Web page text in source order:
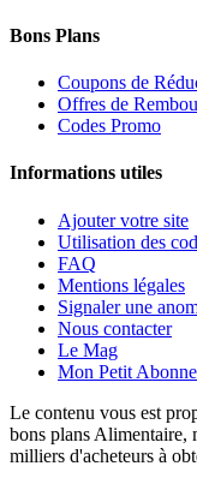
Bons Plans
Coupons de
Offres de
Codes Promo
Informations utiles
Ajouter votre site
Utilisation des
FAQ
Mentions légales
Signaler une
Nous contacter
Le Mag
Mon Petit
Le contenu vous est
bons plans Alimentaire,
milliers d'acheteurs à